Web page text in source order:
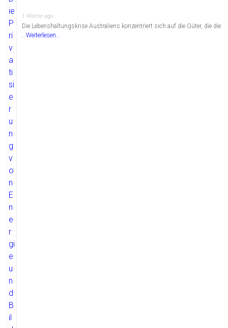
1 Woche ago
Die Lebenshaltungskrise Australiens konzentriert sich auf die Güter, die die
…Weiterlesen...